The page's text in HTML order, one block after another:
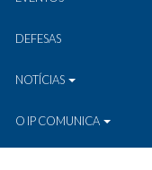
DEFESAS
NOTÍCIAS
O IP COMUNICA